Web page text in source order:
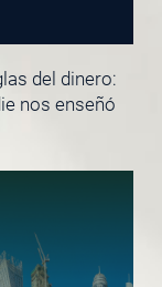
del dinero:
nos enseñó